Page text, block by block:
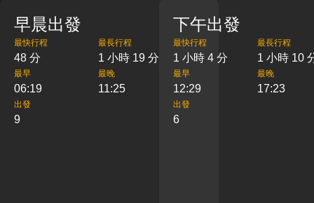
早晨出發
最快行程
48 分
最長行程
1 小時 19 分
最早
06:19
最晚
11:25
出發
9
下午出發
最快行程
1 小時 4 分
最長行程
1 小時 10
最早
12:29
最晚
17:23
出發
6